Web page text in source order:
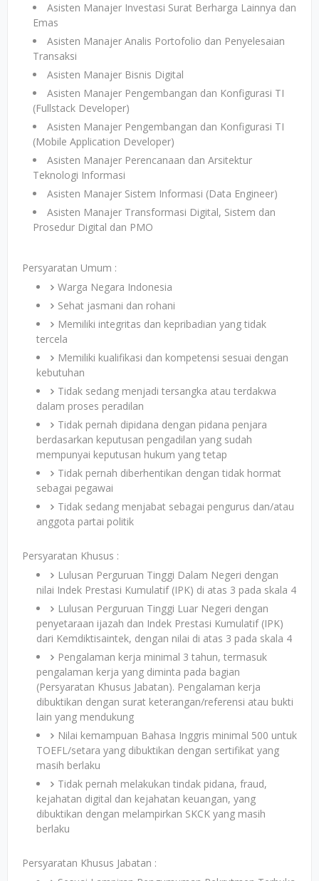
Asisten Manajer Investasi Surat Berharga Lainnya dan
Emas
Asisten Manajer Analis Portofolio dan Penyelesaian
Transaksi
Asisten Manajer Bisnis Digital
Asisten Manajer Pengembangan dan Konfigurasi TI
(Fullstack Developer)
Asisten Manajer Pengembangan dan Konfigurasi TI
(Mobile Application Developer)
Asisten Manajer Perencanaan dan Arsitektur
Teknologi Informasi
Asisten Manajer Sistem Informasi (Data Engineer)
Asisten Manajer Transformasi Digital, Sistem dan
Prosedur Digital dan PMO
Persyaratan Umum :
Warga Negara Indonesia
Sehat jasmani dan rohani
Memiliki integritas dan kepribadian yang tidak
tercela
Memiliki kualifikasi dan kompetensi sesuai dengan
kebutuhan
Tidak sedang menjadi tersangka atau terdakwa
dalam proses peradilan
Tidak pernah dipidana dengan pidana penjara
berdasarkan keputusan pengadilan yang sudah
mempunyai keputusan hukum yang tetap
Tidak pernah diberhentikan dengan tidak hormat
sebagai pegawai
Tidak sedang menjabat sebagai pengurus dan/atau
anggota partai politik
Persyaratan Khusus :
Lulusan Perguruan Tinggi Dalam Negeri dengan
nilai Indek Prestasi Kumulatif (IPK) di atas 3 pada skala 4
Lulusan Perguruan Tinggi Luar Negeri dengan
penyetaraan ijazah dan Indek Prestasi Kumulatif (IPK)
dari Kemdiktisaintek, dengan nilai di atas 3 pada skala 4
Pengalaman kerja minimal 3 tahun, termasuk
pengalaman kerja yang diminta pada bagian
(Persyaratan Khusus Jabatan). Pengalaman kerja
dibuktikan dengan surat keterangan/referensi atau bukti
lain yang mendukung
Nilai kemampuan Bahasa Inggris minimal 500 untuk
TOEFL/setara yang dibuktikan dengan sertifikat yang
masih berlaku
Tidak pernah melakukan tindak pidana, fraud,
kejahatan digital dan kejahatan keuangan, yang
dibuktikan dengan melampirkan SKCK yang masih
berlaku
Persyaratan Khusus Jabatan :